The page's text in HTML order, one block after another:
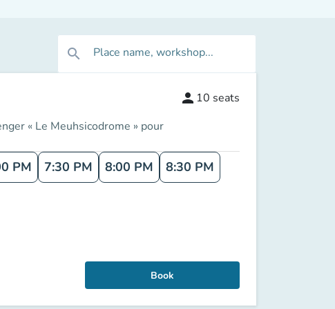
search Place name, workshop...
« Le Meuhsicodrome » pour
person 10 seats
PM 7:30 PM 8:00 PM
8:30 PM
Book